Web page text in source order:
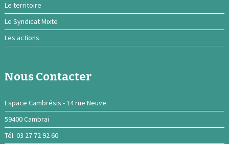
Le territoire
Le Syndicat Mixte
Les actions
Nous Contacter
Espace Cambrésis - 14 rue Neuve
59400 Cambrai
Tél. 03 27 72 92 60